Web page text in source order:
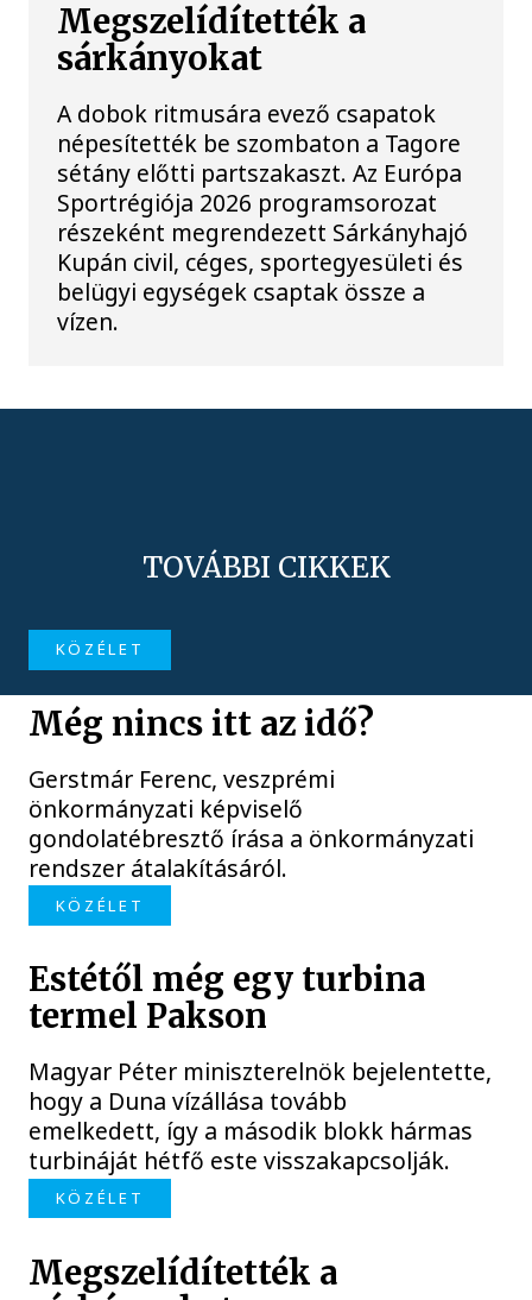
Megszelídítették a
sárkányokat
A dobok ritmusára evező csapatok
népesítették be szombaton a Tagore
sétány előtti partszakaszt. Az Európa
Sportrégiója 2026 programsorozat
részeként megrendezett Sárkányhajó
Kupán civil, céges, sportegyesületi és
belügyi egységek csaptak össze a
vízen.
TOVÁBBI CIKKEK
KÖZÉLET
Még nincs itt az idő?
Gerstmár Ferenc, veszprémi
önkormányzati képviselő
gondolatébresztő írása a önkormányzati
rendszer átalakításáról.
KÖZÉLET
Estétől még egy turbina
termel Pakson
Magyar Péter miniszterelnök bejelentette,
hogy a Duna vízállása tovább
emelkedett, így a második blokk hármas
turbináját hétfő este visszakapcsolják.
KÖZÉLET
Megszelídítették a